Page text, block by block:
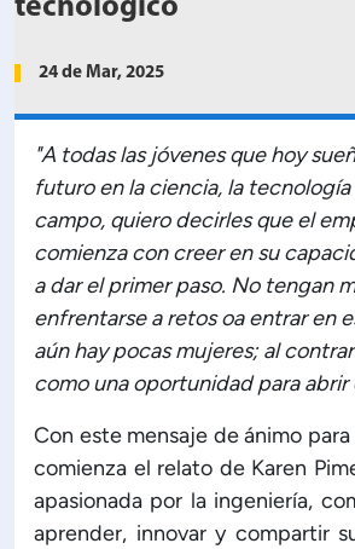
Capacitación Institucional
Estructura organizativa
Rector
Académica
de Ciencia y Tecnología
de Gestión Institucional
tecnológico
24 de Mar, 2025
"A todas las jóvenes que hoy
futuro en la ciencia, la
campo, quiero decirles que el
comienza con creer en su
a dar el primer paso. No tengan
enfrentarse a retos oa entrar en
aún hay pocas mujeres; al
como una oportunidad para abrir
Con este mensaje de ánimo
comienza el relato de Karen
apasionada por la ingeniería,
aprender, innovar y compartir